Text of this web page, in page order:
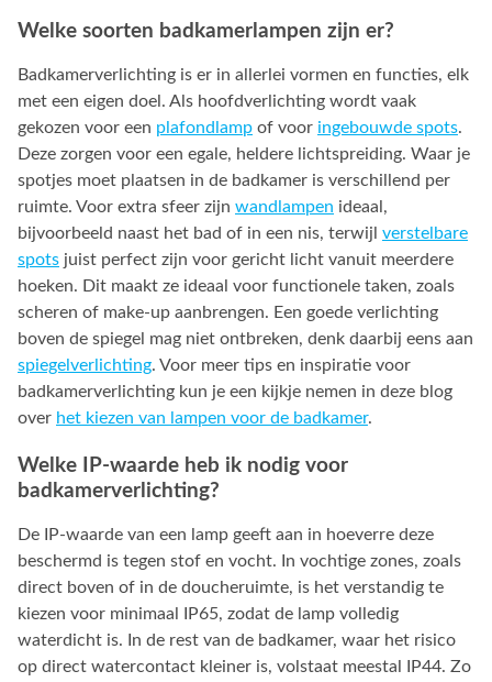
Welke soorten badkamerlampen zijn er?
Badkamerverlichting is er in allerlei vormen en functies, elk
met een eigen doel. Als hoofdverlichting wordt vaak
gekozen voor een plafondlamp of voor ingebouwde spots.
Deze zorgen voor een egale, heldere lichtspreiding. Waar je
spotjes moet plaatsen in de badkamer is verschillend per
ruimte. Voor extra sfeer zijn wandlampen ideaal,
bijvoorbeeld naast het bad of in een nis, terwijl verstelbare
spots juist perfect zijn voor gericht licht vanuit meerdere
hoeken. Dit maakt ze ideaal voor functionele taken, zoals
scheren of make-up aanbrengen. Een goede verlichting
boven de spiegel mag niet ontbreken, denk daarbij eens aan
spiegelverlichting. Voor meer tips en inspiratie voor
badkamerverlichting kun je een kijkje nemen in deze blog
over het kiezen van lampen voor de badkamer.
Welke IP-waarde heb ik nodig voor
badkamerverlichting?
De IP-waarde van een lamp geeft aan in hoeverre deze
beschermd is tegen stof en vocht. In vochtige zones, zoals
direct boven of in de doucheruimte, is het verstandig te
kiezen voor minimaal IP65, zodat de lamp volledig
waterdicht is. In de rest van de badkamer, waar het risico
op direct watercontact kleiner is, volstaat meestal IP44. Zo